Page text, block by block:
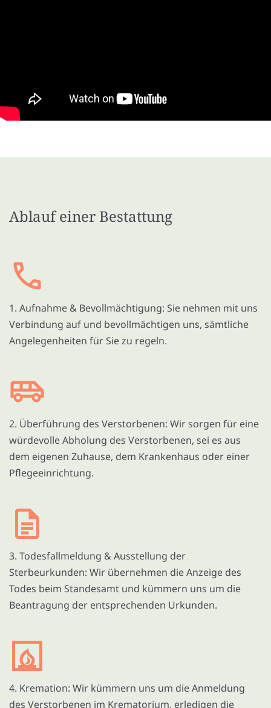
Ablauf einer Bestattung
1. Aufnahme & Bevollmächtigung: Sie nehmen mit uns
Verbindung auf und bevollmächtigen uns, sämtliche
Angelegenheiten für Sie zu regeln.
2. Überführung des Verstorbenen: Wir sorgen für eine
würdevolle Abholung des Verstorbenen, sei es aus
dem eigenen Zuhause, dem Krankenhaus oder einer
Pflegeeinrichtung.
3. Todesfallmeldung & Ausstellung der
Sterbeurkunden: Wir übernehmen die Anzeige des
Todes beim Standesamt und kümmern uns um die
Beantragung der entsprechenden Urkunden.
4. Kremation: Wir kümmern uns um die Anmeldung
des Verstorbenen im Krematorium, erledigen die